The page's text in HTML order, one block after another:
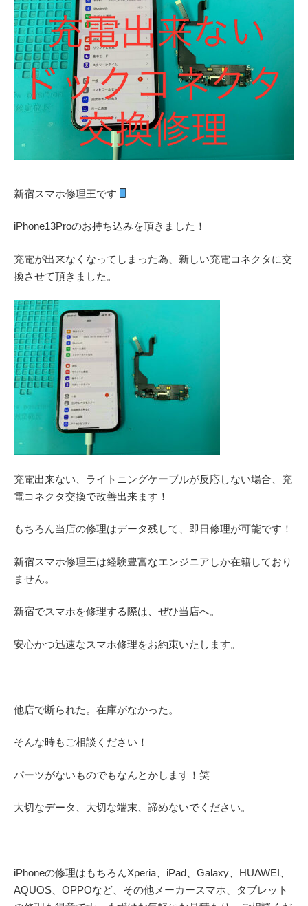
新宿スマホ修理王です
iPhone13Proのお持ち込みを頂きました！
充電が出来なくなってしまった為、新しい充電コネクタに交
換させて頂きました。
充電出来ない、ライトニングケーブルが反応しない場合、充
電コネクタ交換で改善出来ます！
もちろん当店の修理はデータ残して、即日修理が可能です！
新宿スマホ修理王は経験豊富なエンジニアしか在籍しており
ません。
新宿でスマホを修理する際は、ぜひ当店へ。
安心かつ迅速なスマホ修理をお約束いたします。
他店で断られた。在庫がなかった。
そんな時もご相談ください！
パーツがないものでもなんとかします！笑
大切なデータ、大切な端末、諦めないでください。
iPhoneの修理はもちろんXperia、iPad、Galaxy、HUAWEI、
AQUOS、OPPOなど、その他メーカースマホ、タブレット